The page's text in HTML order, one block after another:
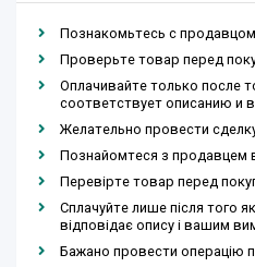
Познакомьтесь с
Проверьте товар перед
Оплачивайте только после
соответствует описанию и
Желательно провести
Познайомтеся з продавцем в
Перевірте товар перед
Сплачуйте лише після того
відповідає опису і вашим
Бажано провести операцію